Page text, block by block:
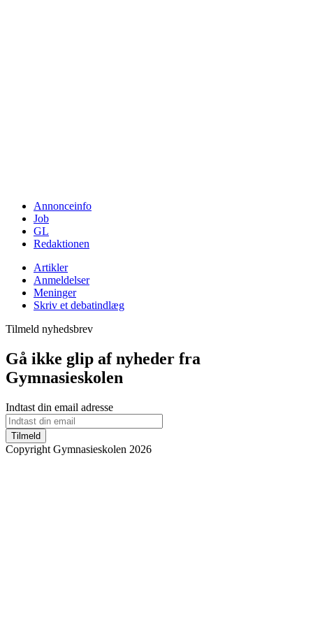
Annonceinfo
Job
GL
Redaktionen
Artikler
Anmeldelser
Meninger
Skriv et debatindlæg
Tilmeld nyhedsbrev
Gå ikke glip af nyheder fra
Gymnasieskolen
Indtast din email adresse
Tilmeld
Copyright Gymnasieskolen 2026